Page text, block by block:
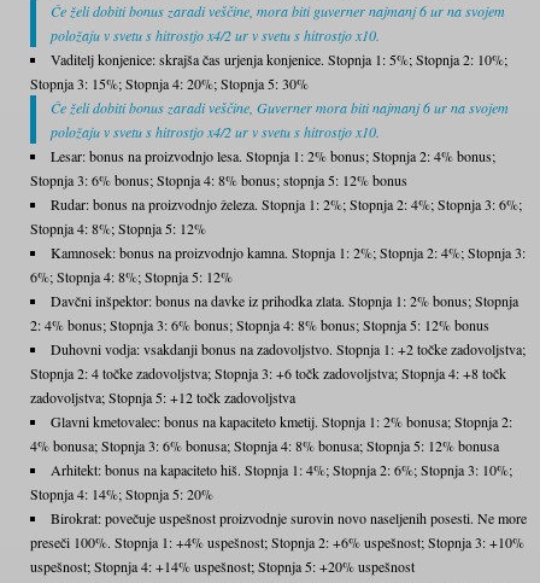
Če želi dobiti bonus zaradi veščine, mora biti guverner najmanj 6 ur na svojem
položaju v svetu s hitrostjo x4/2 ur v svetu s hitrostjo x10.
Vaditelj konjenice: skrajša čas urjenja konjenice. Stopnja 1: 5%; Stopnja 2: 10%;
Stopnja 3: 15%; Stopnja 4: 20%; Stopnja 5: 30%
Če želi dobiti bonus zaradi veščine, Guverner mora biti najmanj 6 ur na svojem
položaju v svetu s hitrostjo x4/2 ur v svetu s hitrostjo x10.
Lesar: bonus na proizvodnjo lesa. Stopnja 1: 2% bonus; Stopnja 2: 4% bonus;
Stopnja 3: 6% bonus; Stopnja 4: 8% bonus; stopnja 5: 12% bonus
Rudar: bonus na proizvodnjo železa. Stopnja 1: 2%; Stopnja 2: 4%; Stopnja 3: 6%;
Stopnja 4: 8%; Stopnja 5: 12%
Kamnosek: bonus na proizvodnjo kamna. Stopnja 1: 2%; Stopnja 2: 4%; Stopnja 3:
6%; Stopnja 4: 8%; Stopnja 5: 12%
Davčni inšpektor: bonus na davke iz prihodka zlata. Stopnja 1: 2% bonus; Stopnja
2: 4% bonus; Stopnja 3: 6% bonus; Stopnja 4: 8% bonus; Stopnja 5: 12% bonus
Duhovni vodja: vsakdanji bonus na zadovoljstvo. Stopnja 1: +2 točke zadovoljstva;
Stopnja 2: 4 točke zadovoljstva; Stopnja 3: +6 točk zadovoljstva; Stopnja 4: +8 točk
zadovoljstva; Stopnja 5: +12 točk zadovoljstva
Glavni kmetovalec: bonus na kapaciteto kmetij. Stopnja 1: 2% bonusa; Stopnja 2:
4% bonusa; Stopnja 3: 6% bonusa; Stopnja 4: 8% bonusa; Stopnja 5: 12% bonusa
Arhitekt: bonus na kapaciteto hiš. Stopnja 1: 4%; Stopnja 2: 6%; Stopnja 3: 10%;
Stopnja 4: 14%; Stopnja 5: 20%
Birokrat: povečuje uspešnost proizvodnje surovin novo naseljenih posesti. Ne more
preseči 100%. Stopnja 1: +4% uspešnost; Stopnja 2: +6% uspešnost; Stopnja 3: +10%
uspešnost; Stopnja 4: +14% uspešnost; Stopnja 5: +20% uspešnost